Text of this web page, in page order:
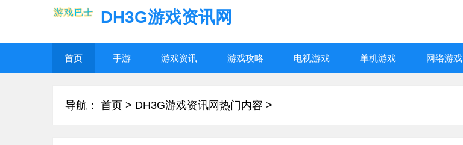
DH3G游戏资讯网
首页 手游 游戏资讯 游戏攻略 电视游戏 单机游戏 网络游戏
导航： 首页 > DH3G游戏资讯网热门内容 >